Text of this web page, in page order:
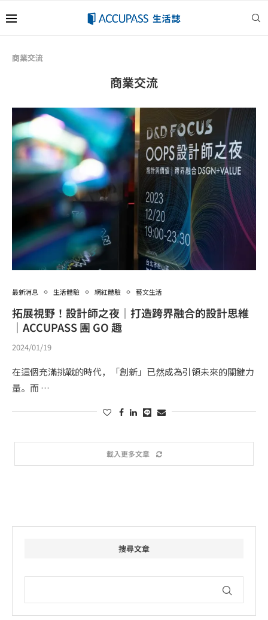
商業交流
商業交流
最新消息 生活體驗 網紅體驗 藝文生活
拓展視野！設計師之夜｜打造跨界融合的設計思維
｜ACCUPASS 團 GO 趣
2024/01/19
在這個充滿挑戰的時代，「創新」已然成為引領未來的關鍵力
量。而 …
載入更多文章
搜尋文章